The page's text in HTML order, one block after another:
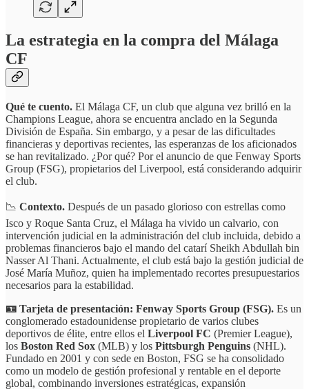
La estrategia en la compra del Málaga
CF
Qué te cuento. El Málaga CF, un club que alguna vez brilló en la
Champions League, ahora se encuentra anclado en la Segunda
División de España. Sin embargo, y a pesar de las dificultades
financieras y deportivas recientes, las esperanzas de los aficionados
se han revitalizado. ¿Por qué? Por el anuncio de que Fenway Sports
Group (FSG), propietarios del Liverpool, está considerando adquirir
el club.
📉 Contexto. Después de un pasado glorioso con estrellas como
Isco y Roque Santa Cruz, el Málaga ha vivido un calvario, con
intervención judicial en la administración del club incluida, debido a
problemas financieros bajo el mando del catarí Sheikh Abdullah bin
Nasser Al Thani. Actualmente, el club está bajo la gestión judicial de
José María Muñoz, quien ha implementado recortes presupuestarios
necesarios para la estabilidad.
🪪 Tarjeta de presentación: Fenway Sports Group (FSG). Es un
conglomerado estadounidense propietario de varios clubes
deportivos de élite, entre ellos el Liverpool FC (Premier League),
los Boston Red Sox (MLB) y los Pittsburgh Penguins (NHL).
Fundado en 2001 y con sede en Boston, FSG se ha consolidado
como un modelo de gestión profesional y rentable en el deporte
global, combinando inversiones estratégicas, expansión